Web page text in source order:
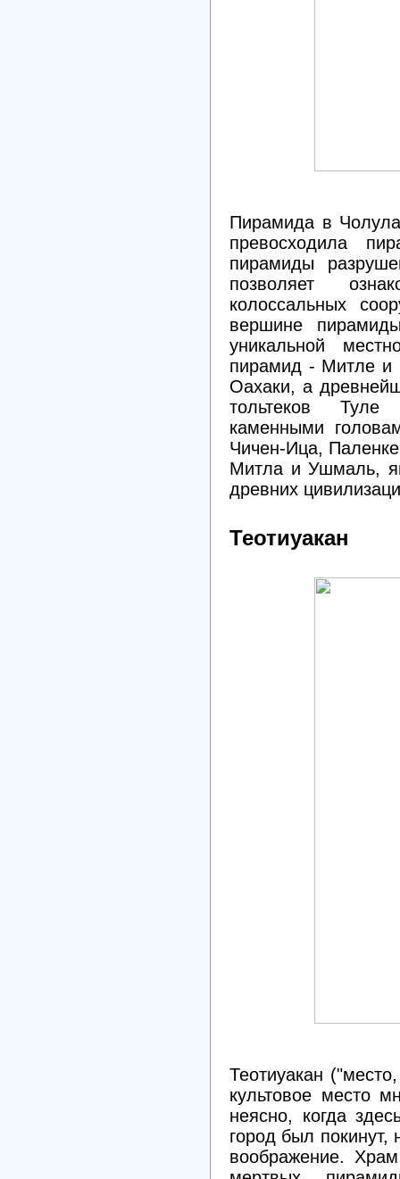
Пирамида в
превосходила
пирамиды
позволяет
колоссальных
вершине
уникальной
пирамид - Митле и
Оахаки, а
тольтеков Туле
каменными
Чичен-Ица,
Митла и Ушмаль,
древних
Теотиуакан
Теотиуакан
культовое место
неясно, когда
город был покинут,
воображение.